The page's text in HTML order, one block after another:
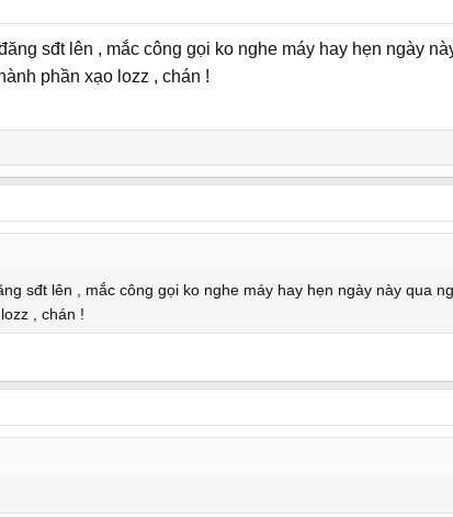
sđt lên , mắc công gọi ko nghe máy hay hẹn ngày
phần xạo lozz , chán !
sđt lên , mắc công gọi ko nghe máy hay hẹn ngày này qua
, chán !